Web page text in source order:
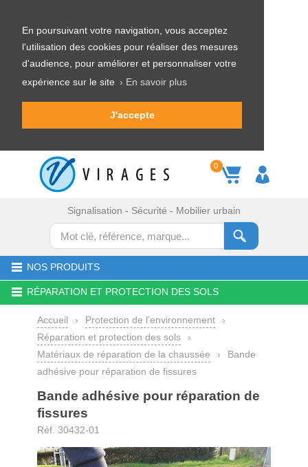
En poursuivant votre navigation, vous acceptez
l'utilisation des cookies pour réaliser des mesures
d'audience, pour améliorer et personnaliser votre
expérience sur le site › En savoir plus
J'accepte
0
Signalisation - Sécurité - Mobilier urbain
NOS PRODUITS
RÉPARATION ET PROTECTION DES SOLS
Accueil › Protection de l'environnement
›
Réparation et protection des sols
›
Matériaux de réparation de la chaussée
›
Bande
adhésive pour réparation de fissures
Bande adhésive pour réparation de
fissures
Réf. 30432-01